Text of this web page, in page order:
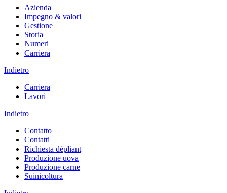
Azienda
Impegno & valori
Gestione
Storia
Numeri
Carriera
Indietro
Carriera
Lavori
Indietro
Contatto
Contatti
Richiesta dépliant
Produzione uova
Produzione carne
Suinicoltura